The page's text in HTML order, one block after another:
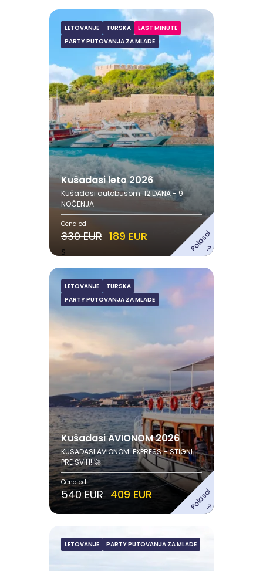
LETOVANJE TURSKA
LAST MINUTE
PARTY PUTOVANJA ZA MLADE
Kušadasi leto 2026
Kušadasi autobusom: 12 DANA - 9
NOĆENJA
Cena od
330 EUR 189 EUR
s Polasci
Kušadasi leto 2026
Avgust
09.08.2026. - 20.08.2026.
18.08.2026. - 29.08.2026.
Pogledaj ponudu
LETOVANJE
TURSKA
PARTY PUTOVANJA ZA MLADE
Kušadasi AVIONOM 2026
KUŠADASI AVIONOM: EXPRESS – STIGNI
PRE SVIH! 🚀
Cena od
540 EUR 409 EUR Polasci
Kušadasi AVIONOM 2026
05.08.2026. - 12.08.2026.
08.08.2026. - 15.08.2026.
12.08.2026. - 19.08.2026.
15.08.2026. - 22.08.2026.
Pogledaj ponudu
LETOVANJE PARTY PUTOVANJA ZA MLADE
Kavos (KRF) AVIONOM